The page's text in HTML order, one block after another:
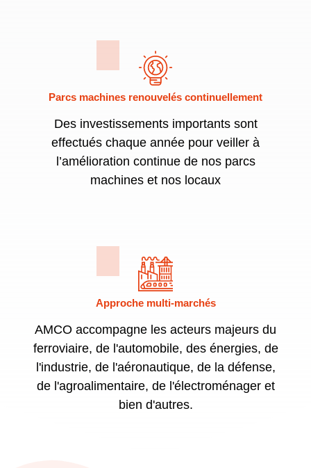
Parcs machines renouvelés continuellement
Des investissements importants sont
effectués chaque année pour veiller à
l’amélioration continue de nos parcs
machines et nos locaux
Approche multi-marchés
AMCO accompagne les acteurs majeurs du
ferroviaire, de l'automobile, des énergies, de
l'industrie, de l'aéronautique, de la défense,
de l'agroalimentaire, de l'électroménager et
bien d'autres.